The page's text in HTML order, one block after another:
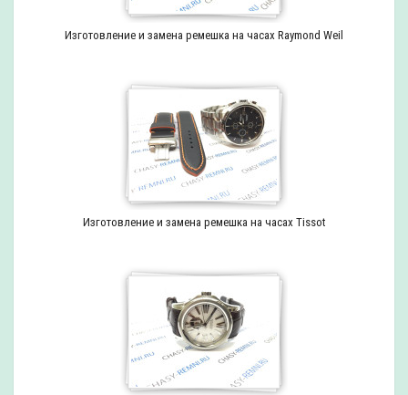
Изготовление и замена ремешка на часах Raymond Weil
Изготовление и замена ремешка на часах Tissot